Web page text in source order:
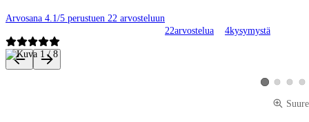
Arvosana 4.1/5 perustuen 22 arvosteluun
22arvostelua 4kysymystä
Tuotteen kuvat ja videot
KatsoKatsoKatso